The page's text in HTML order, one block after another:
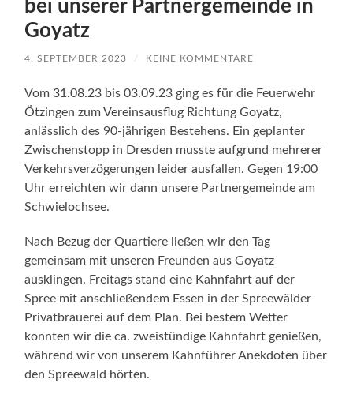
bei unserer Partnergemeinde in
Goyatz
4. SEPTEMBER 2023 / KEINE KOMMENTARE
Vom 31.08.23 bis 03.09.23 ging es für die Feuerwehr
Ötzingen zum Vereinsausflug Richtung Goyatz,
anlässlich des 90-jährigen Bestehens. Ein geplanter
Zwischenstopp in Dresden musste aufgrund mehrerer
Verkehrsverzögerungen leider ausfallen. Gegen 19:00
Uhr erreichten wir dann unsere Partnergemeinde am
Schwielochsee.
Nach Bezug der Quartiere ließen wir den Tag
gemeinsam mit unseren Freunden aus Goyatz
ausklingen. Freitags stand eine Kahnfahrt auf der
Spree mit anschließendem Essen in der Spreewälder
Privatbrauerei auf dem Plan. Bei bestem Wetter
konnten wir die ca. zweistündige Kahnfahrt genießen,
während wir von unserem Kahnführer Anekdoten über
den Spreewald hörten.